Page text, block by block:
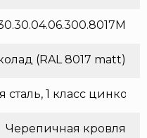
(RAL 8017 matt)
Черепичная кровля